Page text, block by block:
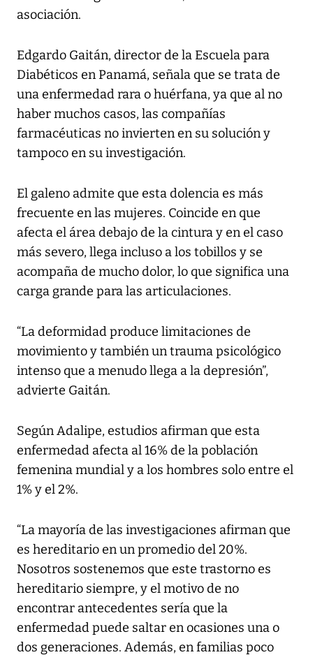
asociación.
Edgardo Gaitán, director de la Escuela para
Diabéticos en Panamá, señala que se trata de
una enfermedad rara o huérfana, ya que al no
haber muchos casos, las compañías
farmacéuticas no invierten en su solución y
tampoco en su investigación.
El galeno admite que esta dolencia es más
frecuente en las mujeres. Coincide en que
afecta el área debajo de la cintura y en el caso
más severo, llega incluso a los tobillos y se
acompaña de mucho dolor, lo que significa una
carga grande para las articulaciones.
“La deformidad produce limitaciones de
movimiento y también un trauma psicológico
intenso que a menudo llega a la depresión”,
advierte Gaitán.
Según Adalipe, estudios afirman que esta
enfermedad afecta al 16% de la población
femenina mundial y a los hombres solo entre el
1% y el 2%.
“La mayoría de las investigaciones afirman que
es hereditario en un promedio del 20%.
Nosotros sostenemos que este trastorno es
hereditario siempre, y el motivo de no
encontrar antecedentes sería que la
enfermedad puede saltar en ocasiones una o
dos generaciones. Además, en familias poco